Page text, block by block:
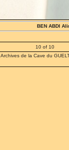
BEN ABDI
10 of 10
Archives de la Cave du